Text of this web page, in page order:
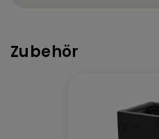
Zubehör